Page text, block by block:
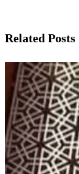
Related Posts